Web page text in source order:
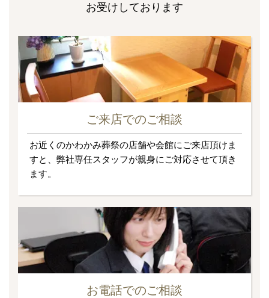
お受けしております
ご来店でのご相談
お近くのかわかみ葬祭の店舗や会館にご来店頂けま
すと、弊社専任スタッフが親身にご対応させて頂き
ます。
お電話でのご相談